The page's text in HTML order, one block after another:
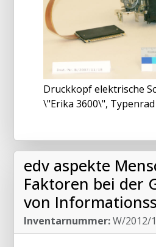
Druckkopf elektrische
\"Erika 3600\", Typenrad
edv aspekte
Faktoren bei der
von
Inventarnummer:W/2012/